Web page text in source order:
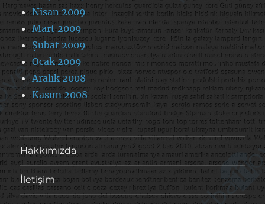
Nisan 2009
Mart 2009
Şubat 2009
Ocak 2009
Aralık 2008
Kasım 2008
Hakkımızda
İletişim